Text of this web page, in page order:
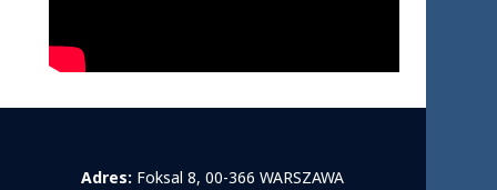
Adres: Foksal 8, 00-366 WARSZAWA